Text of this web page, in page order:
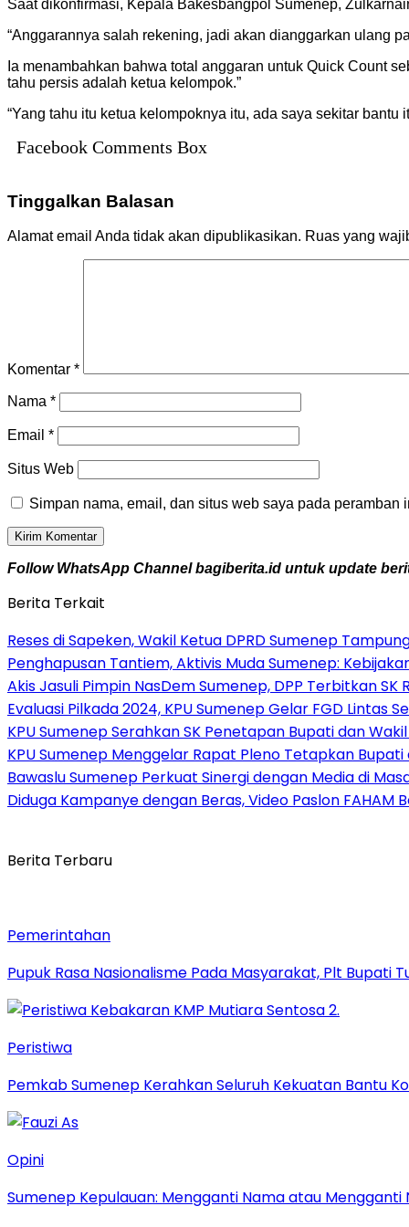
Saat dikonfirmasi, Kepala Bakesbangpol Sumenep,
“Anggarannya salah rekening, jadi akan dianggarkan ulang
Ia menambahkan bahwa total anggaran untuk Quick Count
tahu persis adalah ketua kelompok.”
“Yang tahu itu ketua kelompoknya itu, ada saya sekitar
Facebook Comments Box
Tinggalkan Balasan
Alamat email Anda tidak akan dipublikasikan. Ruas yang
Komentar *
Nama *
Email *
Situs Web
Simpan nama, email, dan situs web saya pada peramban
Follow WhatsApp Channel bagiberita.id untuk update
Berita Terkait
Reses di Sapeken, Wakil Ketua DPRD Sumenep
Penghapusan Tantiem, Aktivis Muda Sumenep:
Akis Jasuli Pimpin NasDem Sumenep, DPP Terbitkan SK
Evaluasi Pilkada 2024, KPU Sumenep Gelar FGD Lintas
KPU Sumenep Serahkan SK Penetapan Bupati dan
KPU Sumenep Menggelar Rapat Pleno Tetapkan
Bawaslu Sumenep Perkuat Sinergi dengan Media di
Diduga Kampanye dengan Beras, Video Paslon FAHAM
Berita Terbaru
Pemerintahan
Pupuk Rasa Nasionalisme Pada Masyarakat, Plt Bupati
Peristiwa
Pemkab Sumenep Kerahkan Seluruh Kekuatan Bantu
Opini
Sumenep Kepulauan: Mengganti Nama atau Mengganti